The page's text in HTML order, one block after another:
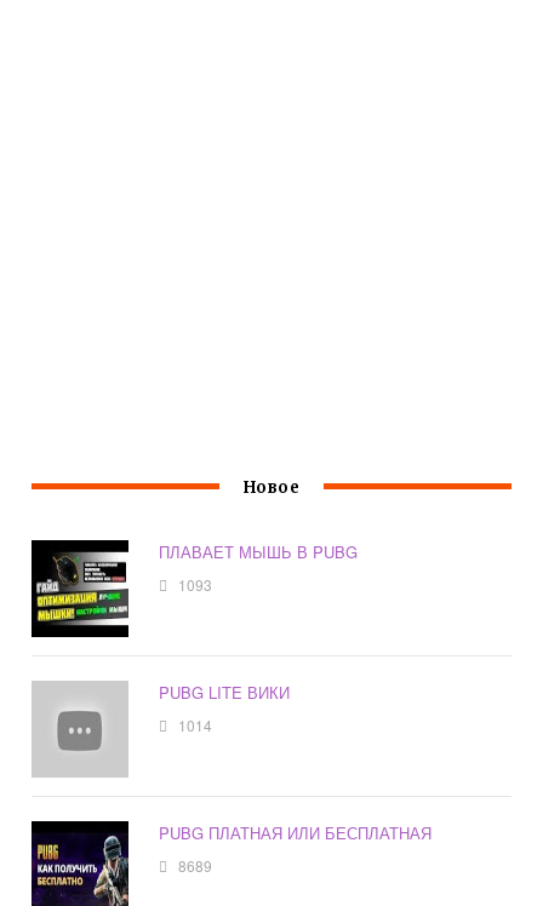
Новое
ПЛАВАЕТ МЫШЬ В PUBG
1093
PUBG LITE ВИКИ
1014
PUBG ПЛАТНАЯ ИЛИ БЕСПЛАТНАЯ
8689